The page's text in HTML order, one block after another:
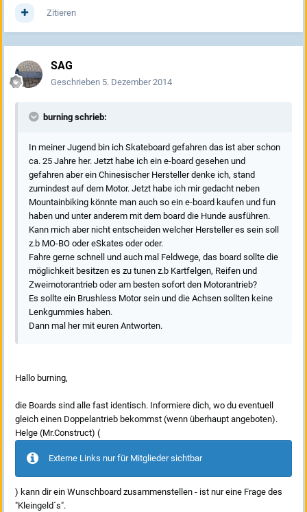
Zitieren
SAG
Geschrieben 5. Dezember 2014
burning schrieb:
In meiner Jugend bin ich Skateboard gefahren das ist aber schon
ca. 25 Jahre her. Jetzt habe ich ein e-board gesehen und
gefahren aber ein Chinesischer Hersteller denke ich, stand
zumindest auf dem Motor. Jetzt habe ich mir gedacht neben
Mountainbiking könnte man auch so ein e-board kaufen und fun
haben und unter anderem mit dem board die Hunde ausführen.
Kann mich aber nicht entscheiden welcher Hersteller es sein soll
z.b MO-BO oder eSkates oder oder.
Fahre gerne schnell und auch mal Feldwege, das board sollte die
möglichkeit besitzen es zu tunen z.b Kartfelgen, Reifen und
Zweimotorantrieb oder am besten sofort den Motorantrieb?
Es sollte ein Brushless Motor sein und die Achsen sollten keine
Lenkgummies haben.
Dann mal her mit euren Antworten.
Hallo burning,
die Boards sind alle fast identisch. Informiere dich, wo du eventuell
gleich einen Doppelantrieb bekommst (wenn überhaupt angeboten).
Helge (Mr.Construct) (
Externe Links nur für Mitglieder sichtbar
) kann dir ein Wunschboard zusammenstellen - ist nur eine Frage des
"Kleingeld´s".